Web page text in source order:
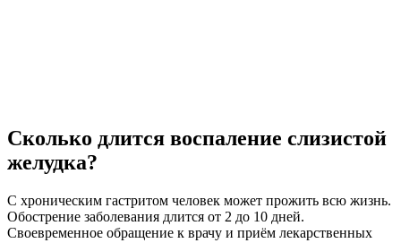
Сколько длится воспаление слизистой
желудка?
С хроническим гастритом человек может прожить всю жизнь.
Обострение заболевания длится от 2 до 10 дней.
Своевременное обращение к врачу и приём лекарственных